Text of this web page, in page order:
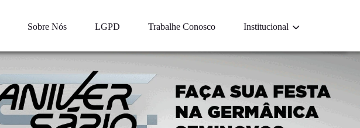
Sobre Nós LGPD Trabalhe Conosco Institucional